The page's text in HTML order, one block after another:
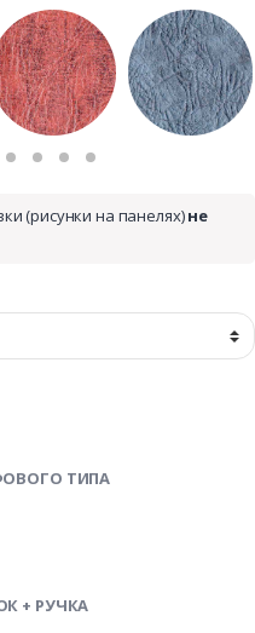
(рисунки на панелях)не
ТИПА
+ РУЧКА